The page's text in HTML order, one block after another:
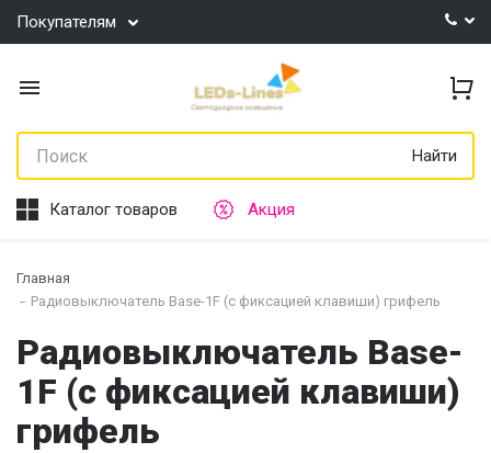
Покупателям
Найти
Каталог товаров Акция
Главная
Радиовыключатель Base-1F (c фиксацией клавиши) грифель
Радиовыключатель Base-
1F (c фиксацией клавиши)
грифель